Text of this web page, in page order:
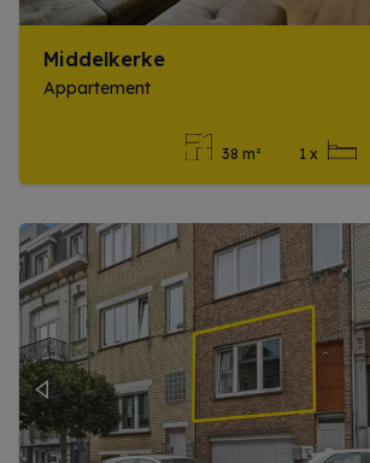
Middelkerke
Appartement
38 m² 1 x
Previous